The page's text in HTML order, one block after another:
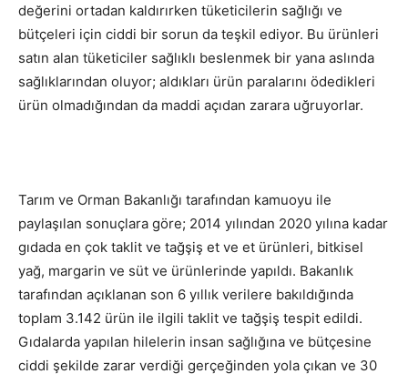
değerini ortadan kaldırırken tüketicilerin sağlığı ve
bütçeleri için ciddi bir sorun da teşkil ediyor. Bu ürünleri
satın alan tüketiciler sağlıklı beslenmek bir yana aslında
sağlıklarından oluyor; aldıkları ürün paralarını ödedikleri
ürün olmadığından da maddi açıdan zarara uğruyorlar.
Tarım ve Orman Bakanlığı tarafından kamuoyu ile
paylaşılan sonuçlara göre; 2014 yılından 2020 yılına kadar
gıdada en çok taklit ve tağşiş et ve et ürünleri, bitkisel
yağ, margarin ve süt ve ürünlerinde yapıldı. Bakanlık
tarafından açıklanan son 6 yıllık verilere bakıldığında
toplam 3.142 ürün ile ilgili taklit ve tağşiş tespit edildi.
Gıdalarda yapılan hilelerin insan sağlığına ve bütçesine
ciddi şekilde zarar verdiği gerçeğinden yola çıkan ve 30